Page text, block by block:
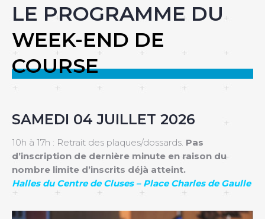
LE PROGRAMME DU
WEEK-END DE
COURSE
SAMEDI 04 JUILLET 2026
10h à 17h : Retrait des plaques/dossards. Pas
d’inscription de dernière minute en raison du
nombre limite d’inscrits déjà atteint.
Halles du Centre de Cluses – Place Charles de Gaulle